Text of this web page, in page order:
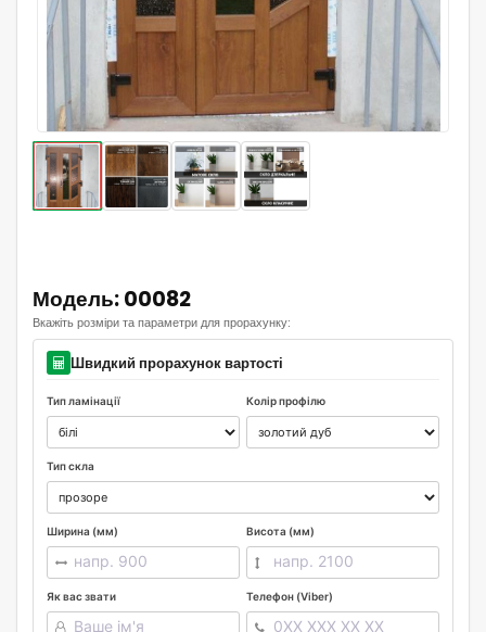
Модель: 00082
Вкажіть розміри та параметри для прорахунку:
Швидкий прорахунок вартості
Тип ламінації Колір профілю
Тип скла
Ширина (мм) Висота (мм)
Як вас звати Телефон (Viber)